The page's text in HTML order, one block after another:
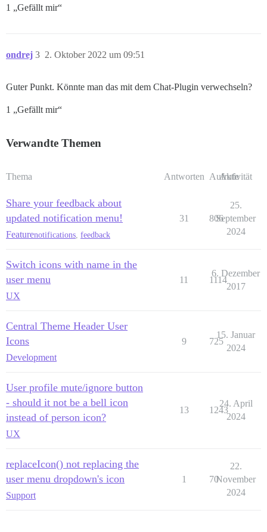
1 „Gefällt mir“
ondrej 2. Oktober 2022 um 09:51
3
Guter Punkt. Könnte man das mit dem Chat-Plugin verwechseln?
1 „Gefällt mir“
Verwandte Themen
Thema Antworten Aufrufe
Aktivität
Share your feedback about
updated notification menu!
Featurenotifications feedback
31 806
25.
September
2024
Switch icons with name in the
user menu
UX
11 1114
6. Dezember
2017
Central Theme Header User
Icons
Development
9 725
15. Januar
2024
User profile mute/ignore button
- should it not be a bell icon
instead of person icon?
UX
13 1243
24. April
2024
replaceIcon() not replacing the
user menu dropdown's icon
Support
1 70
22.
November
2024